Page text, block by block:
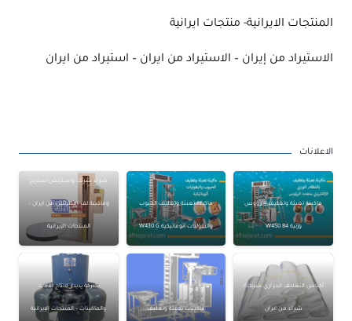
المنتجات الايرانية- منتجات ايرانية
الاستيراد من إيران – الاستيراد من ايران – استيراد من ايران
الاعلانات
ماكينة تعبئة وتغليف 4 رؤوس
وزنية W450 B4
ماكينة تعبئة وتغليف الحبوب
والبقوليات أتوماتيكية W430 G
شراء شرنك واسترتش/ستريج
وماكينة لف استرتش من ايران –
المنتجات الإيرانية
أكياس التغليف الحراري شرنك/
شراء من ايران ماكينات تعبئة وتغليف
شركة پديدار لانتاج الآلات
والماكينات – المنتجات الإيرانية